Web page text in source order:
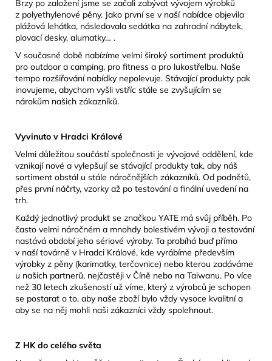
Brzy po založení jsme se začali zabývat vývojem výrobků
z polyethylenové pěny. Jako první se v naší nabídce objevila
plážová lehátka, následovala sedátka na zahradní nábytek,
plovací desky, alumatky… .
V současné době nabízíme velmi široký sortiment produktů
pro outdoor a camping, pro fitness a pro lukostřelbu. Naše
tempo rozšiřování nabídky nepolevuje. Stávající produkty pak
inovujeme, abychom vyšli vstříc stále se zvyšujícím se
nárokům našich zákazníků.
Vyvinuto v Hradci Králové
Velmi důležitou součástí společnosti je vývojové oddělení, kde
vznikají nové a vylepšují se stávající produkty tak, aby náš
sortiment obstál u stále náročnějších zákazníků. Od podnětů,
přes první náčrty, vzorky až po testování a finální uvedení na
trh.
Každý jednotlivý produkt se značkou YATE má svůj příběh. Po
často velmi náročném a mnohdy bolestivém vývoji a testování
nastává období jeho sériové výroby. Ta probíhá buď přímo
v naší továrně v Hradci Králové, kde vyrábíme především
výrobky z pěny (karimatky, terčovnice) nebo kterou zadáváme
u našich partnerů, nejčastěji v Číně nebo na Taiwanu. Po více
než 30 letech zkušeností už víme, který z výrobců je schopen
se postarat o to, aby naše zboží bylo vždy vysoce kvalitní a
aby se na něj mohli naši zákazníci vždy spolehnout.
Z HK do celého světa